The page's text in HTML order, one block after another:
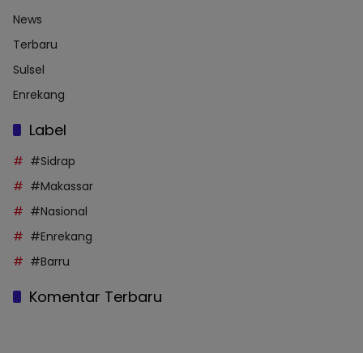
News
Terbaru
Sulsel
Enrekang
Label
#Sidrap
#Makassar
#Nasional
#Enrekang
#Barru
Komentar Terbaru